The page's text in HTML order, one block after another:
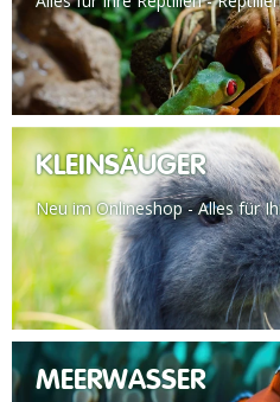
KLEINSÄUGER
Neu im Onlineshop - Alles für
MEERWASSER